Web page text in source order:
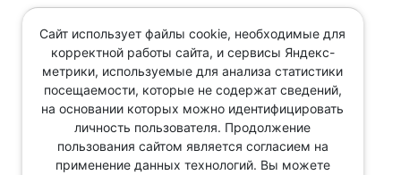
Количество мест ограничено!
Зарегистрироваться Вы можете по телефону
8(343)287-51-56 или нажав кнопку:
Сайт использует файлы cookie, необходимые для
корректной работы сайта, и сервисы Яндекс-
метрики, используемые для анализа статистики
посещаемости, которые не содержат сведений,
на основании которых можно идентифицировать
личность пользователя. Продолжение
пользования сайтом является согласием на
применение данных технологий. Вы можете